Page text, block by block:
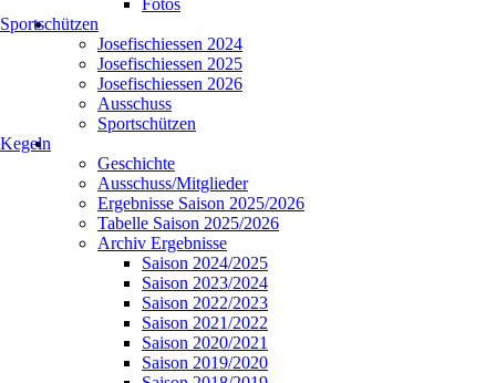
Fotos
Sportschützen
Josefischiessen 2024
Josefischiessen 2025
Josefischiessen 2026
Ausschuss
Sportschützen
Kegeln
Geschichte
Ausschuss/Mitglieder
Ergebnisse Saison 2025/2026
Tabelle Saison 2025/2026
Archiv Ergebnisse
Saison 2024/2025
Saison 2023/2024
Saison 2022/2023
Saison 2021/2022
Saison 2020/2021
Saison 2019/2020